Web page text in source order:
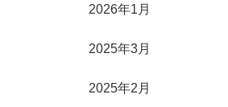
2026年1月
2025年3月
2025年2月